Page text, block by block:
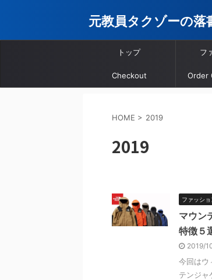
元教員タクゾーの落
トップ フ
Checkout Order
HOME > 2019
2019
ファッショ
マウン
特徴５
2019/
今回はウ
テンジ